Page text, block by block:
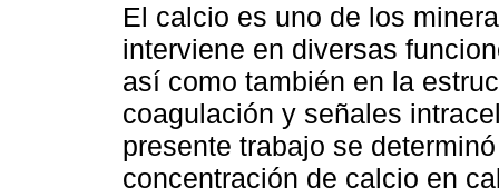
El calcio es uno de los
interviene en diversas
así como también en la
coagulación y señales
presente trabajo se
concentración de calcio en